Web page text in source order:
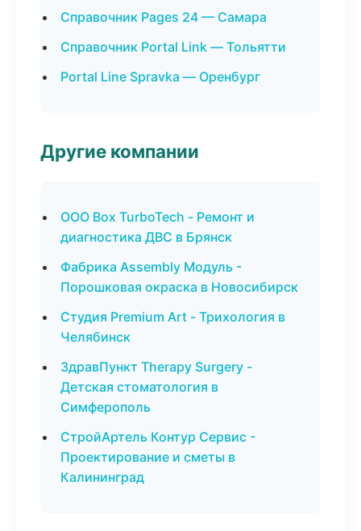
Справочник Pages 24 — Самара
Справочник Portal Link — Тольятти
Portal Line Spravka — Оренбург
Другие компании
ООО Box TurboTech - Ремонт и
диагностика ДВС в Брянск
Фабрика Assembly Модуль -
Порошковая окраска в Новосибирск
Студия Premium Art - Трихология в
Челябинск
ЗдравПункт Therapy Surgery -
Детская стоматология в
Симферополь
СтройАртель Контур Сервис -
Проектирование и сметы в
Калининград